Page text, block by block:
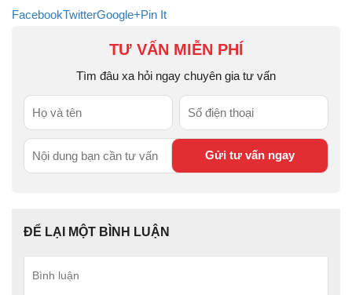
FacebookTwitterGoogle+Pin It
TƯ VẤN MIỄN PHÍ
Tìm đâu xa hỏi ngay chuyên gia tư vấn
ĐỂ LẠI MỘT BÌNH LUẬN